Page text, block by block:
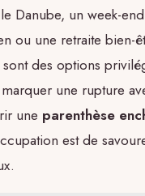
Danube, un week-
ou une retraite bien-
des options
marquer une rupture
une parenthèse
est de